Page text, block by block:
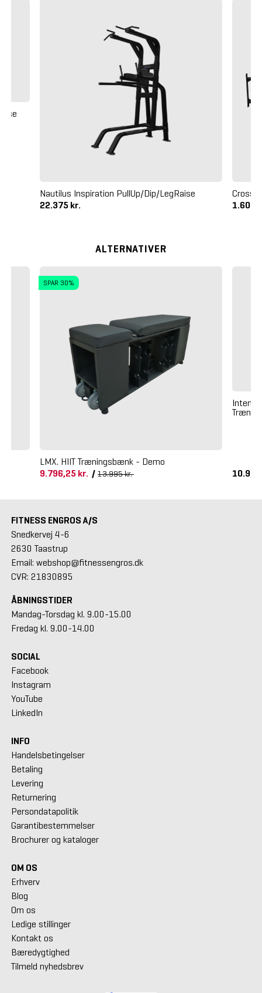
Nautilus Inspiration PullUp/Dip/LegRaise
22.375 kr.
1.605
ALTERNATIVER
SPAR 30%
LMX. HIIT Træningsbænk - Demo
9.796,25 kr. / 13.995 kr.
FITNESS ENGROS A/S
Snedkervej 4-6
2630 Taastrup
Email: webshop@fitnessengros.dk
CVR: 21830895
ÅBNINGSTIDER
Mandag-Torsdag kl. 9.00-15.00
Fredag kl. 9.00-14.00
SOCIAL
Facebook
Instagram
YouTube
LinkedIn
INFO
Handelsbetingelser
Betaling
Levering
Returnering
Persondatapolitik
Garantibestemmelser
Brochurer og kataloger
OM OS
Erhverv
Blog
Om os
Ledige stillinger
Kontakt os
Bæredygtighed
Tilmeld nyhedsbrev